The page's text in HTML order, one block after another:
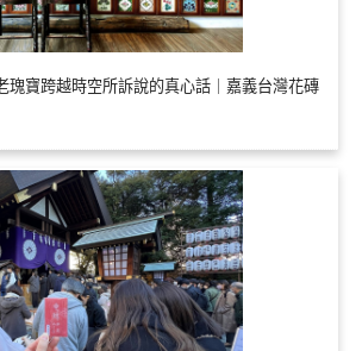
瑰寶跨越時空所訴說的真心話｜嘉義台灣花磚